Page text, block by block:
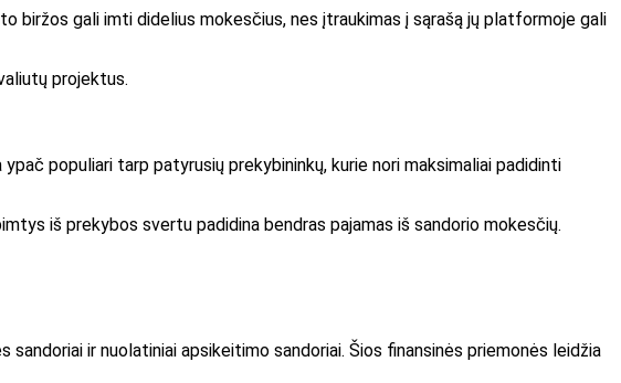
biržos gali imti didelius mokesčius, nes įtraukimas į sąrašą jų platformoje gali
projektus.
populiari tarp patyrusių prekybininkų, kurie nori maksimaliai padidinti
iš prekybos svertu padidina bendras pajamas iš sandorio mokesčių.
ir nuolatiniai apsikeitimo sandoriai. Šios finansinės priemonės leidžia